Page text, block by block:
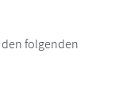
folgenden